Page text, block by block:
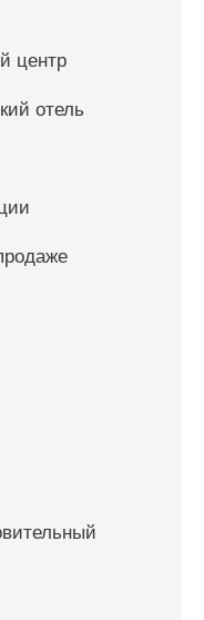
центр
отель